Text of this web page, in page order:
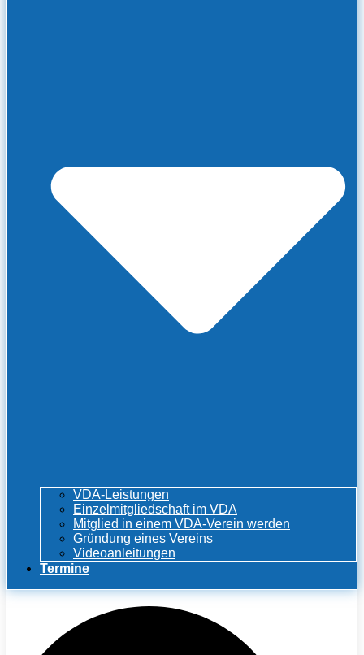
VDA-Leistungen
Einzelmitgliedschaft im VDA
Mitglied in einem VDA-Verein werden
Gründung eines Vereins
Videoanleitungen
Termine